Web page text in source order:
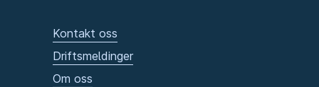
Kontakt oss
Driftsmeldinger
Om oss